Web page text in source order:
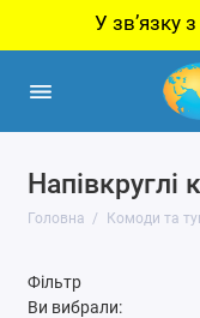
У звʼязку з
Напівкруглі
Головна Комоди та
Фільтр
Ви вибрали: